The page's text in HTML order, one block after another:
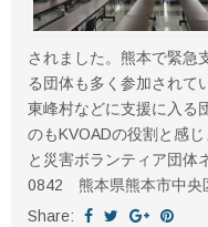
されました。熊本で緊急
る団体も多く参加されて
東峰村などに支援に入る
のもKVOADの役割と感
と災害ボランティア団体
0842 熊本県熊本市中央
Share: